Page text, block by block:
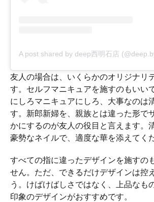
A post shared by deep西明石店
友人の場合は、いくらかのオリジナリ
す。セルフマニキュアを施すのもいい
にしろマニキュアにしろ、大事なのは
す。新郎新婦を、親族とは違った形で
かにするのが友人の役目と言えます。
豪勢なネイルで、適度な華を添えてく
すべての指に違ったデザインを施すの
せん。ただ、できるだけデザインは控
う。けばけばしさではなく、上品なも
印象のデザインがおすすめです。